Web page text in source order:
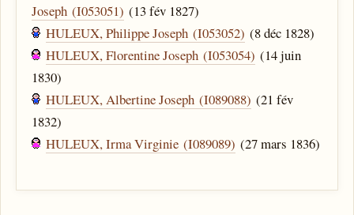
Joseph (I053051) (13 fév 1827)
HULEUX, Philippe Joseph (I053052) (8 déc 1828)
HULEUX, Florentine Joseph (I053054) (14 juin
1830)
HULEUX, Albertine Joseph (I089088) (21 fév
1832)
HULEUX, Irma Virginie (I089089) (27 mars 1836)